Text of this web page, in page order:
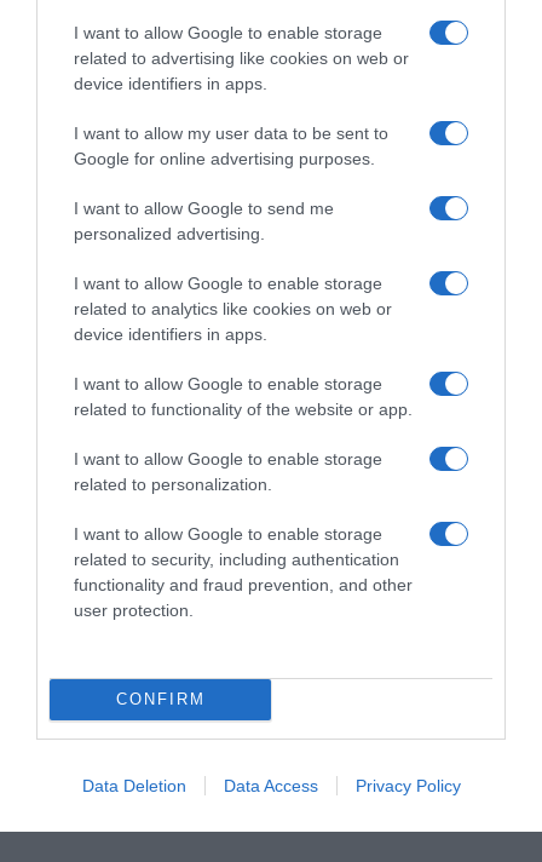
I want to allow Google to enable storage
related to advertising like cookies on web or
device identifiers in apps.
I want to allow my user data to be sent to
Google for online advertising purposes.
I want to allow Google to send me
personalized advertising.
I want to allow Google to enable storage
related to analytics like cookies on web or
device identifiers in apps.
I want to allow Google to enable storage
related to functionality of the website or app.
I want to allow Google to enable storage
related to personalization.
I want to allow Google to enable storage
related to security, including authentication
functionality and fraud prevention, and other
user protection.
CONFIRM
Data Deletion Data Access Privacy Policy
Ακολούθησε το debater.gr στο Google News
και μάθετε πρώτοι όλες τις ειδήσεις
Share Tweet
ΑΣΤΡΟΛΟΓΙΚΕΣ ΠΡΟΒΛΕΨΕΙΣ ΖΩΔΙΑ